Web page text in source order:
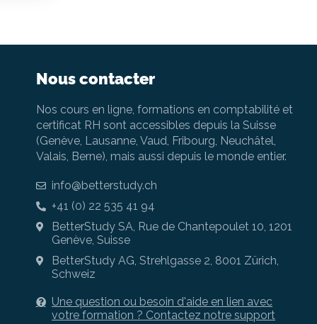
Nous contacter
Nos cours en ligne, formations en comptabilité et
certificat RH sont accessibles depuis la Suisse
(Genève, Lausanne, Vaud, Fribourg, Neuchâtel,
Valais, Berne), mais aussi depuis le monde entier.
info@betterstudy.ch
+41 (0) 22 535 41 94
BetterStudy SA, Rue de Chantepoulet 10, 1201
Genève, Suisse
BetterStudy AG, Strehlgasse 2, 8001 Zürich,
Schweiz
Une question ou besoin d'aide en lien avec
votre formation ? Contactez notre support